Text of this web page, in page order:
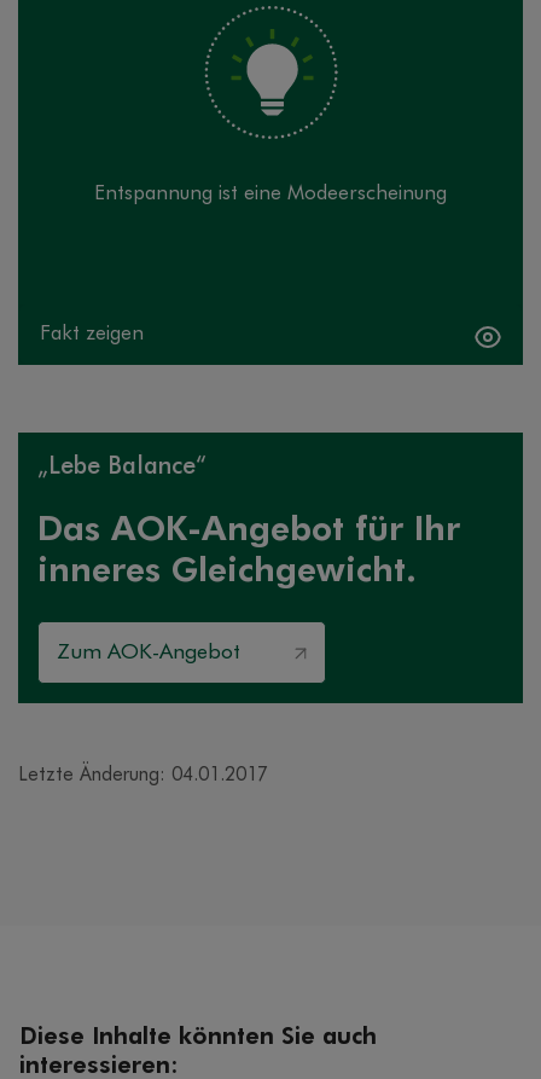
Entspannung ist eine Modeerscheinung
Fakt zeigen
liegen Jahrhunderte in der Vergangenheit. Yoga hat
sich bewährt und wird deshalb heute noch praktiziert.
Auch das autogene Training ist noch „in“ – obwohl es
bald seinen 100. Geburtstag feiert.
Fakt verbergen
„Lebe Balance“
Das AOK-Angebot für Ihr
inneres Gleichgewicht.
Zum AOK-Angebot
Letzte Änderung: 04.01.2017
Diese Inhalte könnten Sie auch
interessieren: